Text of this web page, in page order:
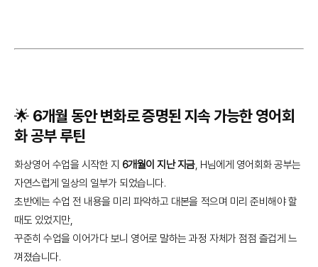
🌟 6개월 동안 변화로 증명된 지속 가능한 영어회
화 공부 루틴
화상영어 수업을 시작한 지 6개월이 지난 지금, H님에게 영어회화 공부는
자연스럽게 일상의 일부가 되었습니다.
초반에는 수업 전 내용을 미리 파악하고 대본을 적으며 미리 준비해야 할
때도 있었지만,
꾸준히 수업을 이어가다 보니 영어로 말하는 과정 자체가 점점 즐겁게 느
껴졌습니다.